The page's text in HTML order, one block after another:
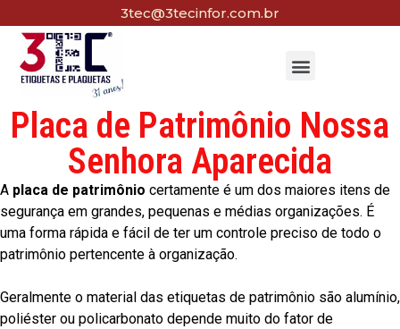
3tec@3tecinfor.com.br
Placa de Patrimônio Nossa
Senhora Aparecida
A placa de patrimônio certamente é um dos maiores itens de
segurança em grandes, pequenas e médias organizações. É
uma forma rápida e fácil de ter um controle preciso de todo o
patrimônio pertencente à organização.
Geralmente o material das etiquetas de patrimônio são alumínio,
poliéster ou policarbonato depende muito do fator de